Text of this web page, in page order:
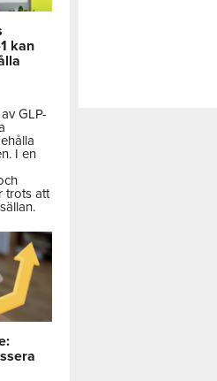
kan
GLP-
I en
trots att